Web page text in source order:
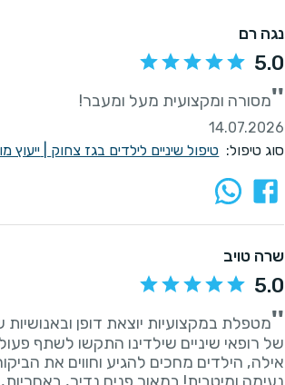
נגה רם
5.0
''מסורה ומקצועית מעל ומעבר!
14.07.2026
סוג טיפול: טיפול שיניים לילדים בגז צחוק ייעוץ
שרה טויב
5.0
''מטפלת במקצועיות יוצאת דופן
של רופאי שיניים שילדינו התקשו לשתף
אילה, הילדים מחכים להגיע וחווים את